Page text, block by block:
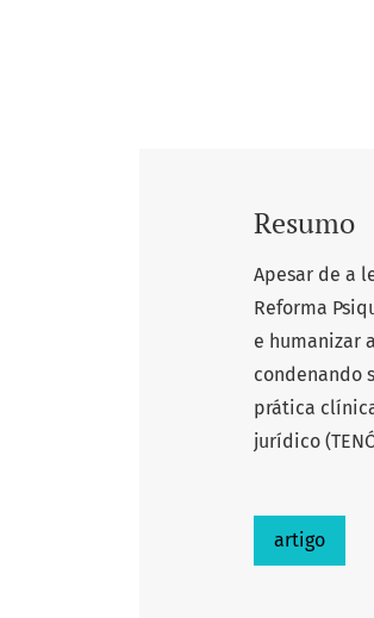
Resumo
Apesar de a
Reforma
e humanizar
condenando
prática
jurídico
artigo